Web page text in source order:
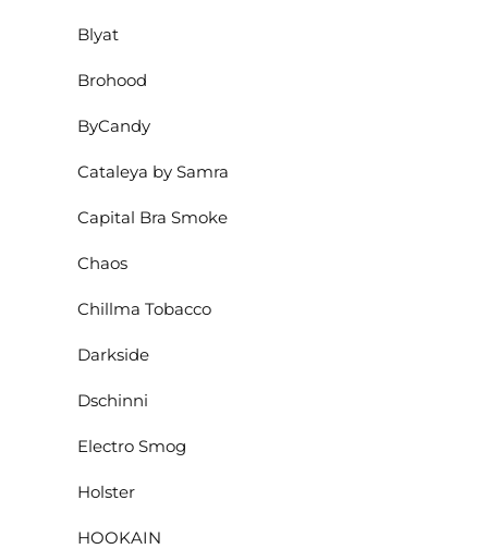
Blyat
Brohood
ByCandy
Cataleya by Samra
Capital Bra Smoke
Chaos
Chillma Tobacco
Darkside
Dschinni
Electro Smog
Holster
HOOKAIN